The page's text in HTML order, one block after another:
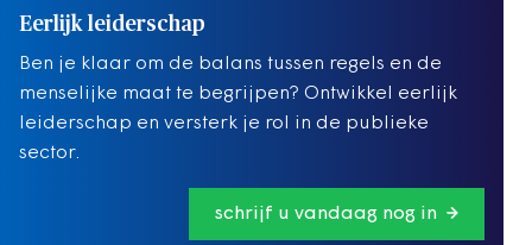
Eerlijk leiderschap
Ben je klaar om de balans tussen regels en de
menselijke maat te begrijpen? Ontwikkel eerlijk
leiderschap en versterk je rol in de publieke
sector.
schrijf u vandaag nog in